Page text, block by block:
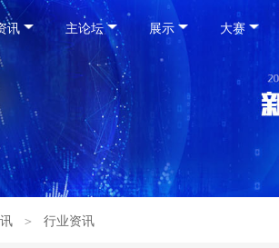
讯 主论坛 展示 大赛
＞ 行业资讯